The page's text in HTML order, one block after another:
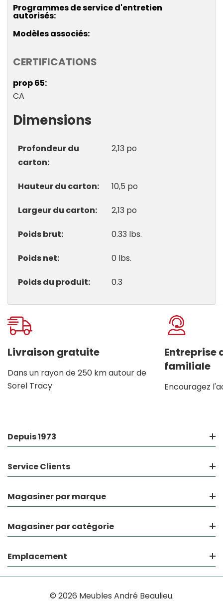
Programmes de service d'entretien
autorisés
Modèles associés
CERTIFICATIONS
prop 65
CA
Dimensions
Profondeur du
carton
2,13 po
Hauteur du carton 10,5 po
Largeur du carton 2,13 po
Poids brut 0.33 lbs.
Poids net 0 lbs.
Poids du produit 0.3
Onglet
personnalisé
Livraison gratuite
Dans un rayon de 250 km autour de
Sorel Tracy
Entreprise
familiale
Encouragez
Depuis 1973
Service Clients
Magasiner par marque
Magasiner par catégorie
Emplacement
© 2026 Meubles André Beaulieu.